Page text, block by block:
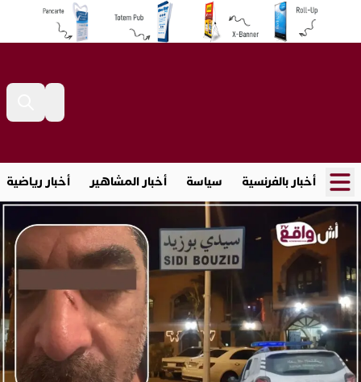
أخبار بالفرنسية سياسة أخبار المشاهير أخبار رياضية